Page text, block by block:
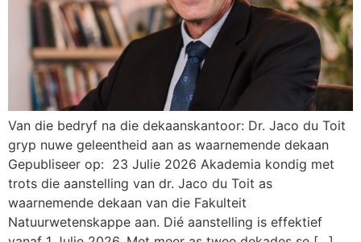
Van die bedryf na die dekaanskantoor: Dr. Jaco du Toit
gryp nuwe geleentheid aan as waarnemende dekaan
Gepubliseer op: 23 Julie 2026 Akademia kondig met
trots die aanstelling van dr. Jaco du Toit as
waarnemende dekaan van die Fakulteit
Natuurwetenskappe aan. Dié aanstelling is effektief